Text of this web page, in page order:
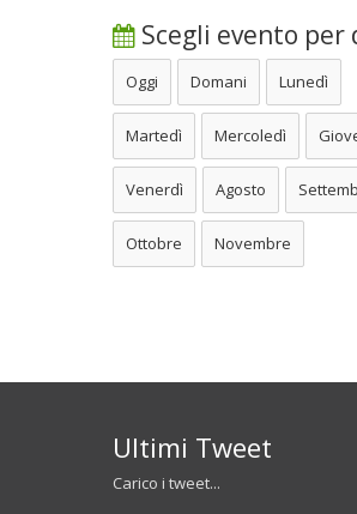
Scegli evento per
Oggi Domani Lunedì
Martedì Mercoledì
Venerdì Agosto
Ottobre Novembre
Ultimi Tweet
Carico i tweet...